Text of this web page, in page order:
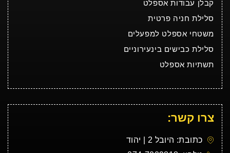
קבלן עבודות אספלט
סלילת חניה פרטית
משטחי אספלט למפעלים
סלילת כבישים בינעירוניים
תשתיות אספלט
צרו קשר:
כתובת: היובל 2 | יהוד